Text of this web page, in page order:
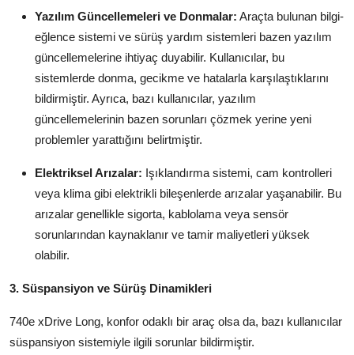
Yazılım Güncellemeleri ve Donmalar: Araçta bulunan bilgi-
eğlence sistemi ve sürüş yardım sistemleri bazen yazılım
güncellemelerine ihtiyaç duyabilir. Kullanıcılar, bu
sistemlerde donma, gecikme ve hatalarla karşılaştıklarını
bildirmiştir. Ayrıca, bazı kullanıcılar, yazılım
güncellemelerinin bazen sorunları çözmek yerine yeni
problemler yarattığını belirtmiştir.
Elektriksel Arızalar: Işıklandırma sistemi, cam kontrolleri
veya klima gibi elektrikli bileşenlerde arızalar yaşanabilir. Bu
arızalar genellikle sigorta, kablolama veya sensör
sorunlarından kaynaklanır ve tamir maliyetleri yüksek
olabilir.
3. Süspansiyon ve Sürüş Dinamikleri
740e xDrive Long, konfor odaklı bir araç olsa da, bazı kullanıcılar
süspansiyon sistemiyle ilgili sorunlar bildirmiştir.